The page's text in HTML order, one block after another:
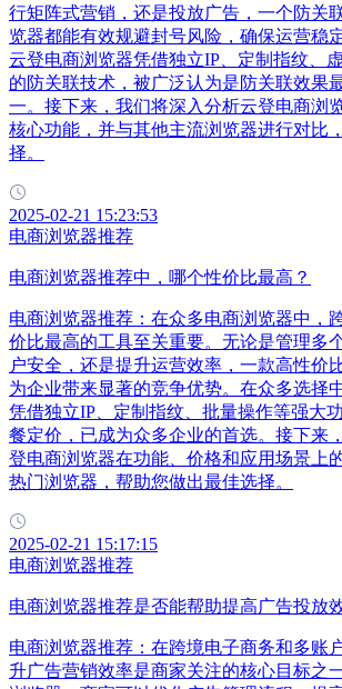
行矩阵式营销，还是投放广告，一个防关
览器都能有效规避封号风险，确保运营稳
云登电商浏览器凭借独立IP、定制指纹、
的防关联技术，被广泛认为是防关联效果
一。接下来，我们将深入分析云登电商浏
核心功能，并与其他主流浏览器进行对比
择。
2025-02-21 15:23:53
电商浏览器推荐
电商浏览器推荐中，哪个性价比最高？
电商浏览器推荐：在众多电商浏览器中，
价比最高的工具至关重要。无论是管理多
户安全，还是提升运营效率，一款高性价
为企业带来显著的竞争优势。在众多选择
凭借独立IP、定制指纹、批量操作等强大
餐定价，已成为众多企业的首选。接下来
登电商浏览器在功能、价格和应用场景上
热门浏览器，帮助您做出最佳选择。
2025-02-21 15:17:15
电商浏览器推荐
电商浏览器推荐是否能帮助提高广告投放
电商浏览器推荐：在跨境电子商务和多账
升广告营销效率是商家关注的核心目标之